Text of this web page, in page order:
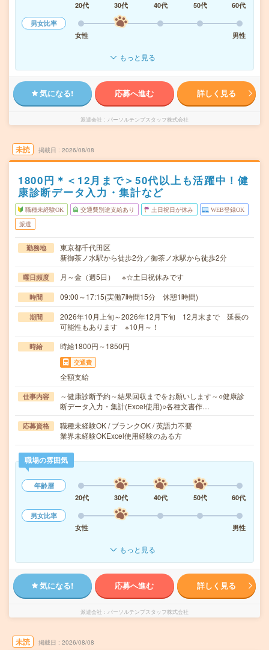
20代
30代 40代 50代
60代
男女比率
女性
男性
もっと見る
気になる! 応募へ進む 詳しく見る
派遣会社 パーソルテンプスタッフ株式会社
未読 掲載日 2026/08/08
1800円＊＜12月まで＞50代以上も活躍中！健
康診断データ入力・集計など
職種未経験OK 交通費別途支給あり 土日祝日が休み WEB登録OK
派遣
勤務地
東京都千代田区
新御茶ノ水駅から徒歩2分／御茶ノ水駅から徒歩2分
曜日頻度 月～金（週5日） ※☆土日祝休みです
時間 09:00～17:15(実働7時間15分 休憩1時間)
期間
2026年10月上旬～2026年12月下旬 12月末まで 延長の
可能性もあります ※10月～！
時給 時給1800円～1850円
交通費
全額支給
仕事内容
～健康診断予約～結果回収までをお願いします～○健康診
断データ入力・集計(Excel使用)○各種文書作…
応募資格
職種未経験OK / ブランクOK / 英語力不要
業界未経験OKExcel使用経験のある方
職場の雰囲気
年齢層
20代
30代 40代 50代
60代
男女比率
女性
男性
もっと見る
気になる! 応募へ進む 詳しく見る
派遣会社 パーソルテンプスタッフ株式会社
未読 掲載日 2026/08/08